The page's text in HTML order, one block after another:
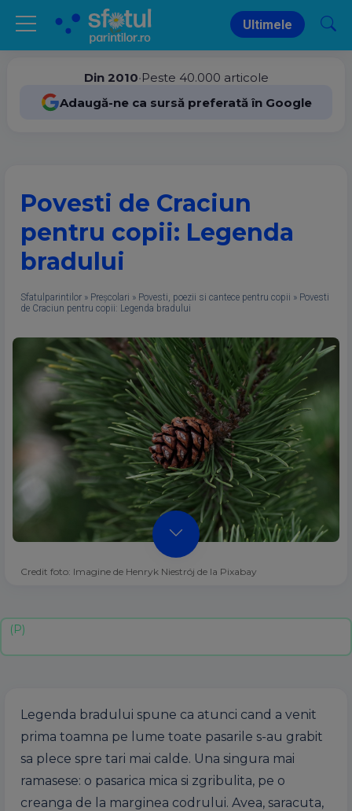
Ultimele
Din 2010•Peste 40.000 articole
Adaugă-ne ca sursă preferată în Google
Povesti de Craciun
pentru copii: Legenda
bradului
Sfatulparintilor » Preșcolari » Povesti, poezii si cantece pentru copii » Povesti
de Craciun pentru copii: Legenda bradului
Credit foto: Imagine de Henryk Niestrój de la Pixabay
Legenda bradului spune ca atunci cand a venit
prima toamna pe lume toate pasarile s-au grabit
sa plece spre tari mai calde. Una singura mai
ramasese: o pasarica mica si zgribulita, pe o
creanga de la marginea codrului. Avea, saracuta,